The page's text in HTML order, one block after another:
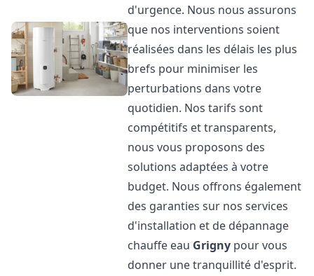
d'urgence. Nous nous assurons
que nos interventions soient
réalisées dans les délais les plus
brefs pour minimiser les
perturbations dans votre
quotidien. Nos tarifs sont
compétitifs et transparents,
nous vous proposons des
solutions adaptées à votre
budget. Nous offrons également
des garanties sur nos services
d'installation et de dépannage
chauffe eau Grigny pour vous
donner une tranquillité d'esprit.